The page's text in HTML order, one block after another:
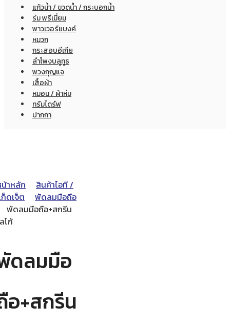
แก้วน้ำ / ขวดน้ำ / กระบอกน้ำ
ร่ม พรีเมี่ยม
พาวเวอร์แบงค์
หมวก
กระสอบอีเกีย
ลำโพงบลูทูธ
พวงกุญแจ
เสื้อผ้า
หมอน / ผ้าห่ม
ทรัมไดร์ฟ
ปากกา
าหลัก
สินค้าไอที /
ดเจ็ต
พัดลมมือถือ
พัดลมมือถือ+สกรีน
โก้
ดลมมือ
อ+สกรีน